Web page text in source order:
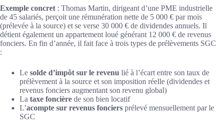
Exemple concret : Thomas Martin, dirigeant d’une PME industrielle
de 45 salariés, perçoit une rémunération nette de 5 000 € par mois
(prélevée à la source) et se verse 30 000 € de dividendes annuels. Il
détient également un appartement loué générant 12 000 € de revenus
fonciers. En fin d’année, il fait face à trois types de prélèvements SGC
:
Le solde d’impôt sur le revenu lié à l’écart entre son taux de
prélèvement à la source et son imposition réelle (dividendes et
revenus fonciers augmentant son revenu global)
La taxe foncière de son bien locatif
L’acompte sur revenus fonciers prélevé mensuellement par le
SGC